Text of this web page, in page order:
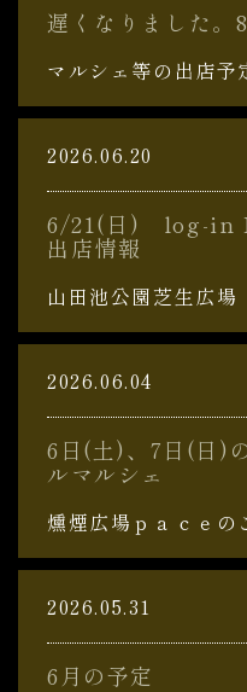
遅くなりました。
マルシェ等の出店予
2026.06.20
6/21(日) log-in
出店情報
山田池公園芝生広
2026.06.04
6日(土)、7日(日)
ルマルシェ
燻煙広場ｐａｃｅの
2026.05.31
6月の予定